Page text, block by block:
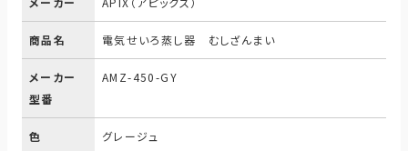
商品名 電気せいろ蒸し器 むしざんまい
メーカー
型番
AMZ-450-GY
色 グレージュ